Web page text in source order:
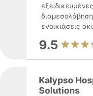
ενοικιάσεις
9.5
Kalypso
Solutions